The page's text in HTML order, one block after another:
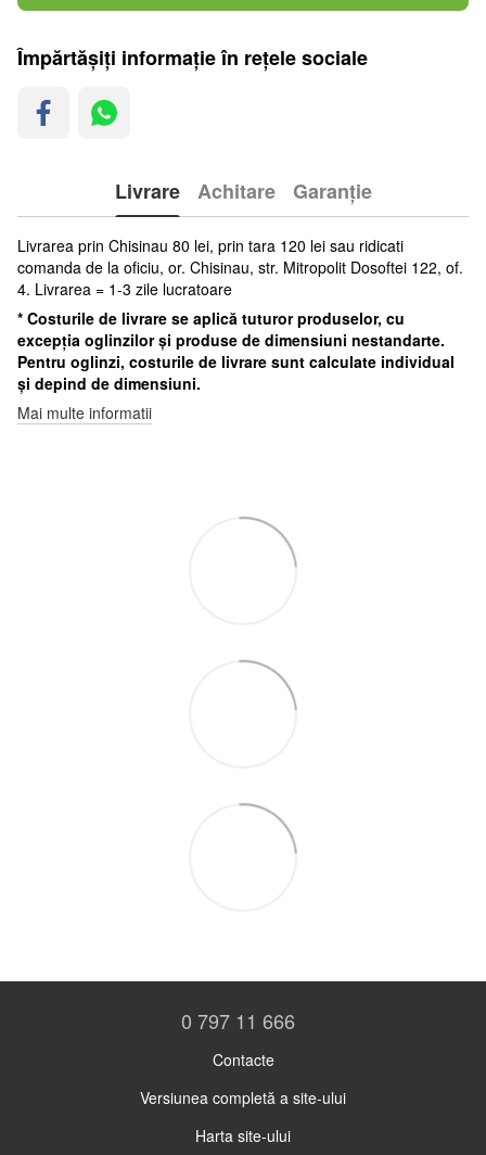
Împărtășiți informație în rețele sociale
Livrare Achitare Garanție
Livrarea prin Chisinau 80 lei, prin tara 120 lei sau ridicati
comanda de la oficiu, or. Chisinau, str. Mitropolit Dosoftei 122, of.
4. Livrarea = 1-3 zile lucratoare
* Costurile de livrare se aplică tuturor produselor, cu
excepția oglinzilor și produse de dimensiuni nestandarte.
Pentru oglinzi, costurile de livrare sunt calculate individual
și depind de dimensiuni.
Mai multe informatii
0 797 11 666
Contacte
Versiunea completă a site-ului
Harta site-ului